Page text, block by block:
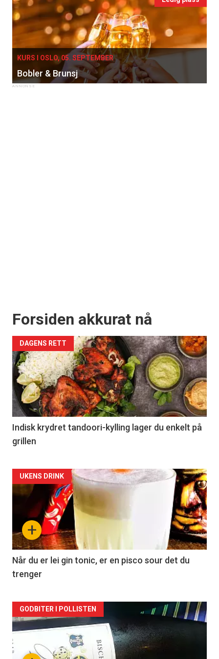
KURS I OSLO, 05. SEPTEMBER
Bobler & Brunsj
Forsiden akkurat nå
DAGENS RETT
Indisk krydret tandoori-kylling lager du enkelt på
grillen
Forsiden
akkurat
nå
-
2
+
UKENS DRINK
Når du er lei gin tonic, er en pisco sour det du
trenger
Forsiden
akkurat
nå
GODBITER I POLLISTEN